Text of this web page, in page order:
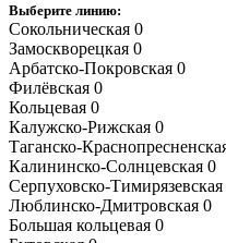
Выберите линию:
Сокольническая 0
Замоскворецкая 0
Арбатско-Покровская 0
Филёвская 0
Кольцевая 0
Калужско-Рижская 0
Таганско-
Калининско-Солнцевская 0
Серпуховско-Тимирязевская
Люблинско-Дмитровская 0
Большая кольцевая 0